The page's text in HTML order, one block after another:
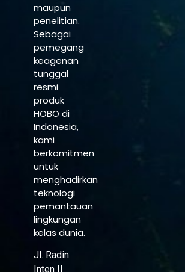
maupun
penelitian.
Sebagai
pemegang
keagenan
tunggal
resmi
produk
HOBO di
Indonesia,
kami
berkomitmen
untuk
menghadirkan
teknologi
pemantauan
lingkungan
kelas dunia.
Jl. Radin
Inten II